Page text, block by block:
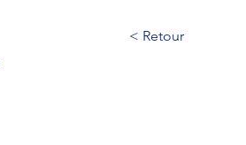
< Retour